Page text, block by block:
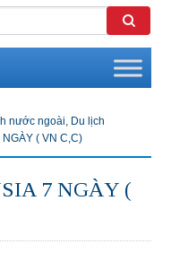
nước ngoài, Du lịch
NGÀY ( VN C,C)
7 NGÀY (